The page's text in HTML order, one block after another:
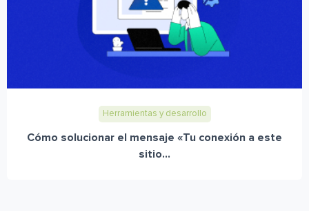
Herramientas y desarrollo
Cómo solucionar el mensaje «Tu conexión a este
sitio...